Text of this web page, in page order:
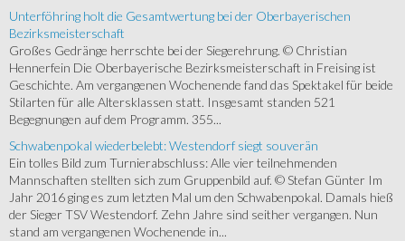
Unterföhring holt die Gesamtwertung bei der Oberbayerischen
Bezirksmeisterschaft
Großes Gedränge herrschte bei der Siegerehrung. © Christian
Hennerfein Die Oberbayerische Bezirksmeisterschaft in Freising ist
Geschichte. Am vergangenen Wochenende fand das Spektakel für beide
Stilarten für alle Altersklassen statt. Insgesamt standen 521
Begegnungen auf dem Programm. 355...
Schwabenpokal wiederbelebt: Westendorf siegt souverän
Ein tolles Bild zum Turnierabschluss: Alle vier teilnehmenden
Mannschaften stellten sich zum Gruppenbild auf. © Stefan Günter Im
Jahr 2016 ging es zum letzten Mal um den Schwabenpokal. Damals hieß
der Sieger TSV Westendorf. Zehn Jahre sind seither vergangen. Nun
stand am vergangenen Wochenende in...